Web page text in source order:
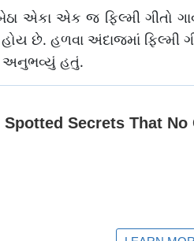
એકા એક જ ફિલ્મી ગીતો
છે. હળવા અંદાજમાં ફિલ્મી
અનુભવ્યું હતું.